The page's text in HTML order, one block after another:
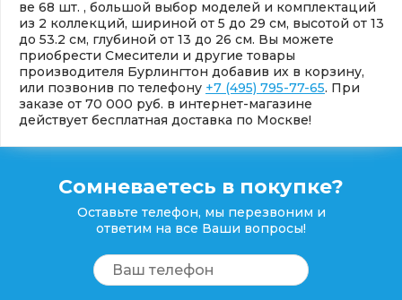
ве 68 шт. , большой выбор моделей и комплектаций
из 2 коллекций, шириной от 5 до 29 см, высотой от 13
до 53.2 см, глубиной от 13 до 26 см. Вы можете
приобрести Смесители и другие товары
производителя Бурлингтон добавив их в корзину,
или позвонив по телефону +7 (495) 795-77-65. При
заказе от 70 000 руб. в интернет-магазине
действует бесплатная доставка по Москве!
Сомневаетесь в покупке?
Оставьте телефон, мы перезвоним и
ответим на все Ваши вопросы!